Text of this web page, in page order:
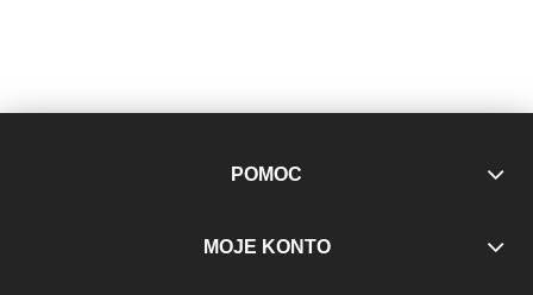
POMOC
MOJE KONTO